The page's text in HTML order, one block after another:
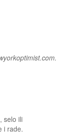
selo ili
i rade.